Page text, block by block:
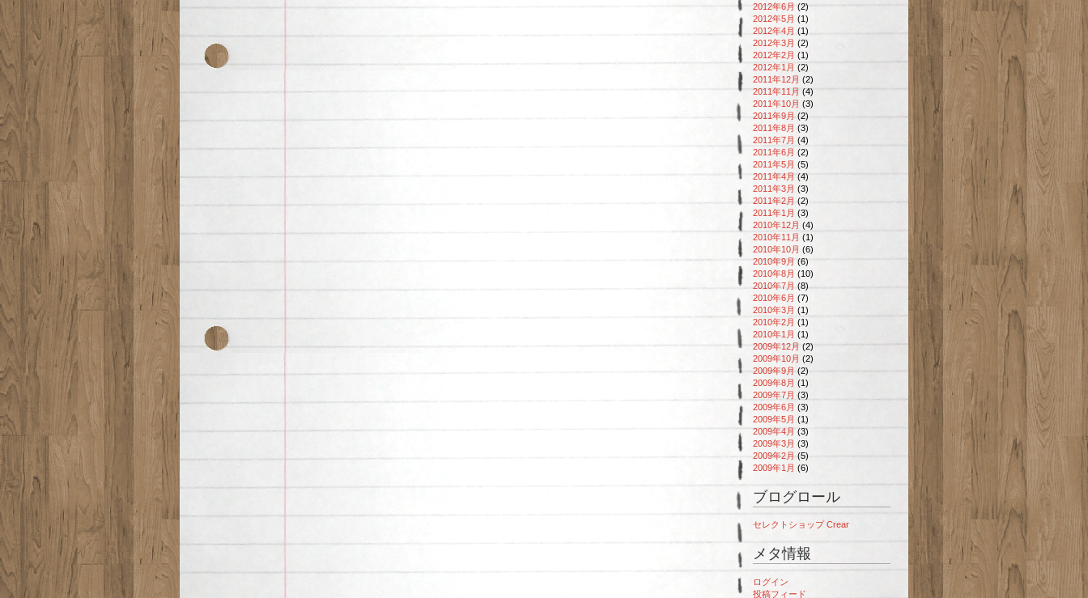
2012年6月 (2)
2012年5月 (1)
2012年4月 (1)
2012年3月 (2)
2012年2月 (1)
2012年1月 (2)
2011年12月 (2)
2011年11月 (4)
2011年10月 (3)
2011年9月 (2)
2011年8月 (3)
2011年7月 (4)
2011年6月 (2)
2011年5月 (5)
2011年4月 (4)
2011年3月 (3)
2011年2月 (2)
2011年1月 (3)
2010年12月 (4)
2010年11月 (1)
2010年10月 (6)
2010年9月 (6)
2010年8月 (10)
2010年7月 (8)
2010年6月 (7)
2010年3月 (1)
2010年2月 (1)
2010年1月 (1)
2009年12月 (2)
2009年10月 (2)
2009年9月 (2)
2009年8月 (1)
2009年7月 (3)
2009年6月 (3)
2009年5月 (1)
2009年4月 (3)
2009年3月 (3)
2009年2月 (5)
2009年1月 (6)
ブログロール
セレクトショップ Crear
メタ情報
ログイン
投稿フィード